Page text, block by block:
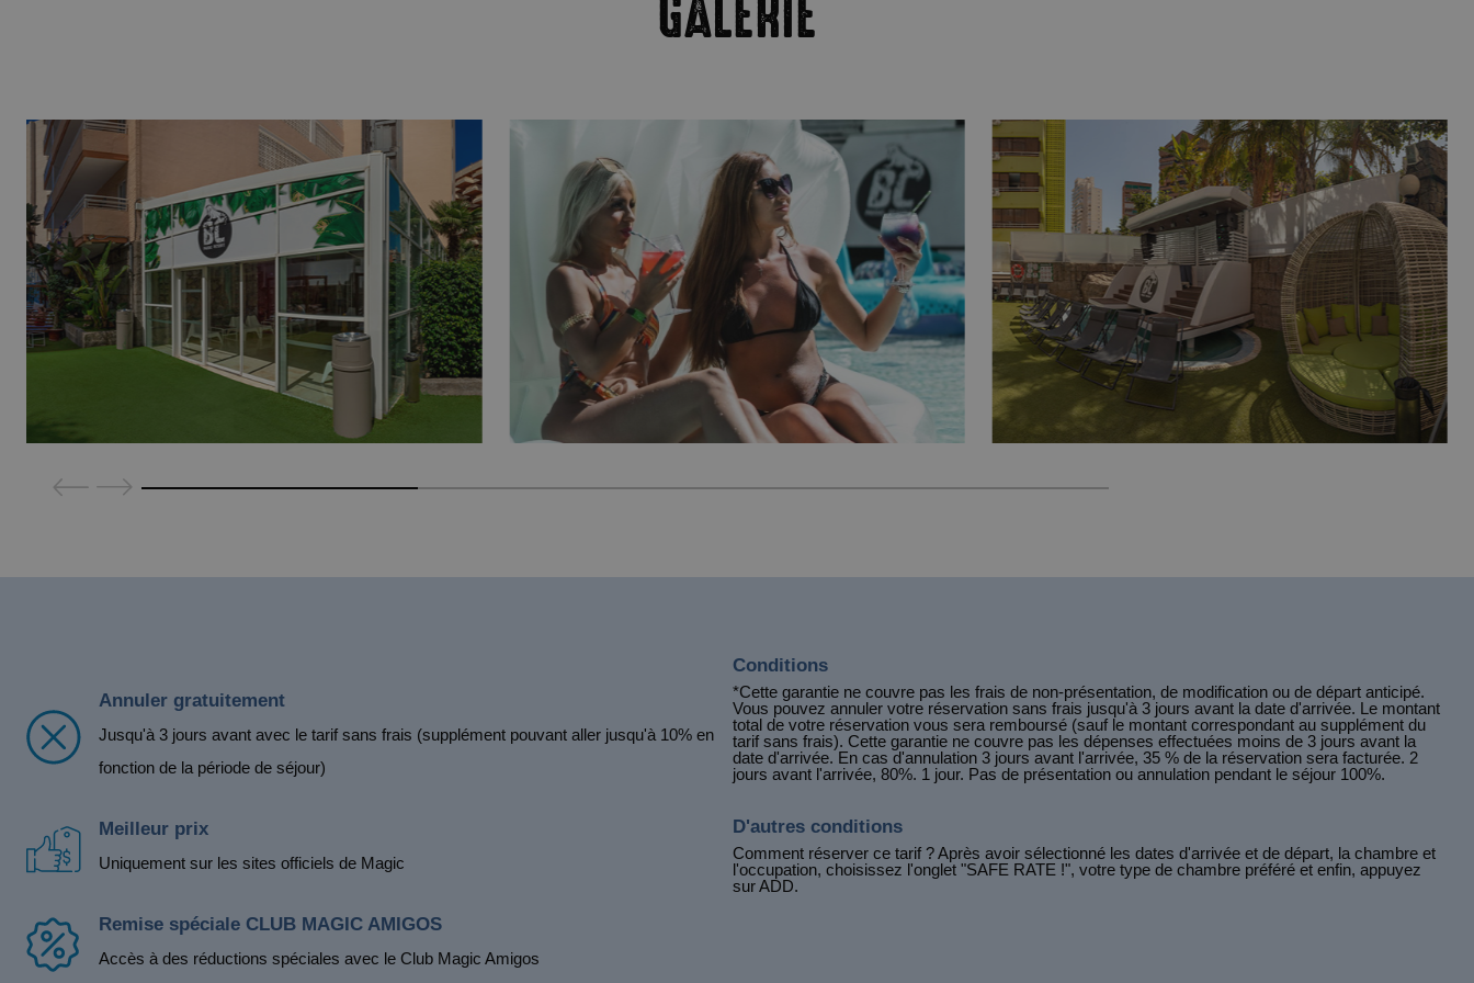
Hotel Vila-Real PalaceGALERIE
Annuler gratuitement
Jusqu'à 3 jours avant avec le tarif sans frais (supplément pouvant aller jusqu'à 10% en
fonction de la période de séjour)
Meilleur prix
Uniquement sur les sites officiels de Magic
Remise spéciale CLUB MAGIC AMIGOS
Accès à des réductions spéciales avec le Club Magic Amigos
Conditions
*Cette garantie ne couvre pas les frais de non-présentation, de modification ou de départ anticipé.
Vous pouvez annuler votre réservation sans frais jusqu'à 3 jours avant la date d'arrivée. Le montant
total de votre réservation vous sera remboursé (sauf le montant correspondant au supplément du
tarif sans frais). Cette garantie ne couvre pas les dépenses effectuées moins de 3 jours avant la
date d'arrivée. En cas d'annulation 3 jours avant l'arrivée, 35 % de la réservation sera facturée. 2
jours avant l'arrivée, 80%. 1 jour. Pas de présentation ou annulation pendant le séjour 100%.
D'autres conditions
Comment réserver ce tarif ? Après avoir sélectionné les dates d'arrivée et de départ, la chambre et
l'occupation, choisissez l'onglet "SAFE RATE !", votre type de chambre préféré et enfin, appuyez
sur ADD.